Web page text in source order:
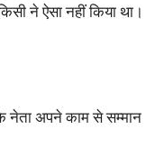
ने ऐसा नहीं किया था।
नेता अपने काम से सम्मान